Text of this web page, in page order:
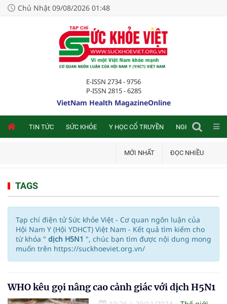
Chủ Nhật 09/08/2026 01:48
E-ISSN 2734 - 9756
P-ISSN 2815 - 6285
VietNam Health MagazineOnline
TIN TỨC SỨC KHỎE Y HỌC CỔ TRUYỀN NGHIÊN CỨU
MỚI NHẤT ĐỌC NHIỀU
TAGS
Tạp chí điện tử Sức khỏe Việt - Cơ quan ngôn luận của
Hội Nam Y (Hội YDHCT) Việt Nam - Kết quả tìm kiếm cho
từ khóa " dịch H5N1 ", chúc bạn tìm được nội dung mong
muốn trên https://suckhoeviet.org.vn/
WHO kêu gọi nâng cao cảnh giác với dịch H5N1